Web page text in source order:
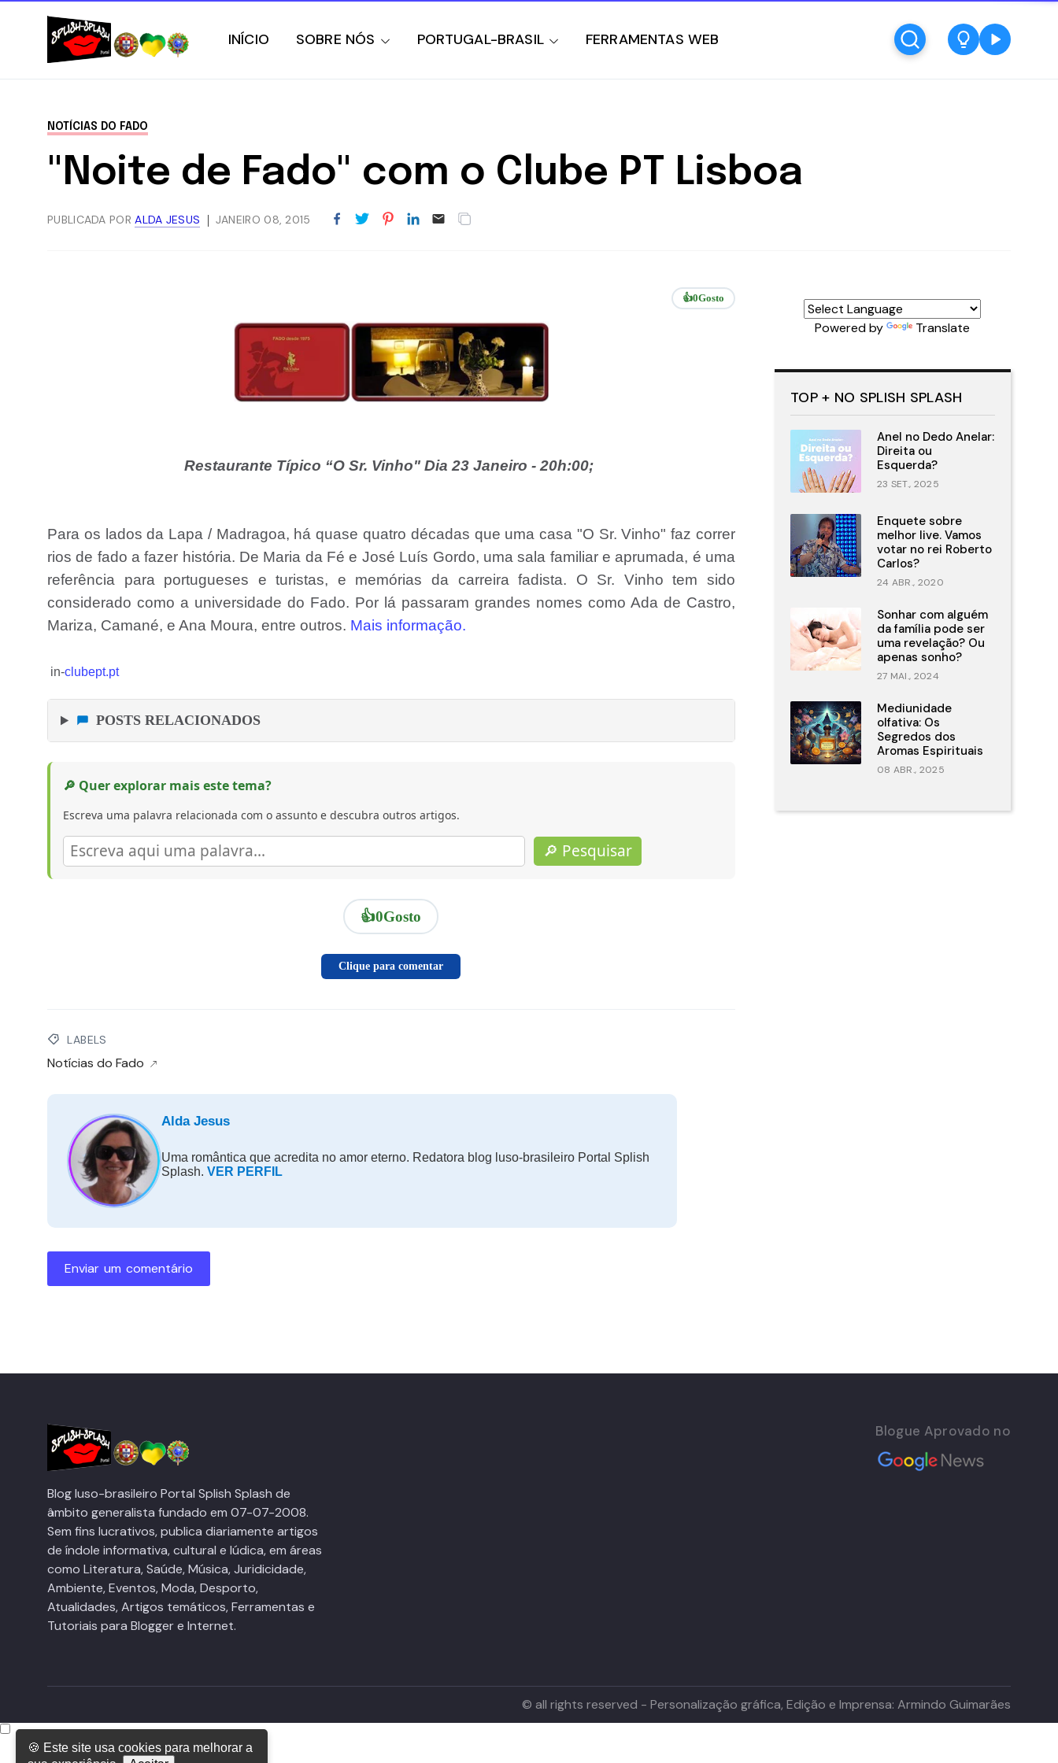
INÍCIO SOBRE NÓS PORTUGAL-BRASIL FERRAMENTAS WEB
NOTÍCIAS DO FADO
"Noite de Fado" com o Clube PT Lisboa
PUBLICADA PORALDA JESUS JANEIRO 08, 2015
👍0Gosto
Restaurante Típico “O Sr. Vinho" Dia 23 Janeiro - 20h:00;
Para os lados da Lapa / Madragoa, há quase quatro décadas que uma casa "O Sr. Vinho" faz correr
rios de fado a fazer história. De Maria da Fé e José Luís Gordo, uma sala familiar e aprumada, é uma
referência para portugueses e turistas, e memórias da carreira fadista. O Sr. Vinho tem sido
considerado como a universidade do Fado. Por lá passaram grandes nomes como Ada de Castro,
Mariza, Camané, e Ana Moura, entre outros. Mais informação.
in-clubept.pt
POSTS RELACIONADOS
🔎 Quer explorar mais este tema?
Escreva uma palavra relacionada com o assunto e descubra outros artigos.
🔎 Pesquisar
👍0Gosto
Clique para comentar
LABELS
Notícias do Fado
Alda Jesus
Uma romântica que acredita no amor eterno. Redatora blog luso-brasileiro Portal Splish
Splash. VER PERFIL
Enviar um comentário
Powered by Translate
TOP + NO SPLISH SPLASH
Anel no Dedo Anelar:
Direita ou
Esquerda?
23 SET., 2025
Enquete sobre
melhor live. Vamos
votar no rei Roberto
Carlos?
24 ABR., 2020
Sonhar com alguém
da família pode ser
uma revelação? Ou
apenas sonho?
27 MAI., 2024
Mediunidade
olfativa: Os
Segredos dos
Aromas Espirituais
08 ABR., 2025
Blog luso-brasileiro Portal Splish Splash de
âmbito generalista fundado em 07-07-2008.
Sem fins lucrativos, publica diariamente artigos
de índole informativa, cultural e lúdica, em áreas
como Literatura, Saúde, Música, Juridicidade,
Ambiente, Eventos, Moda, Desporto,
Atualidades, Artigos temáticos, Ferramentas e
Tutoriais para Blogger e Internet.
Blogue Aprovado no
© all rights reserved - Personalização gráfica, Edição e Imprensa: Armindo Guimarães
🍪 Este site usa cookies para melhorar a